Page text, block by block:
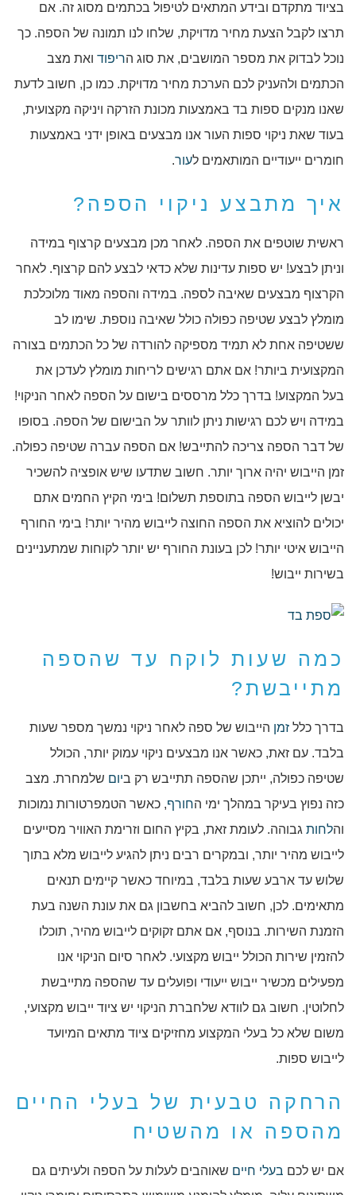
בציוד מתקדם ובידע המתאים לטיפול בכתמים מסוג זה. אם
תרצו לקבל הצעת מחיר מדויקת, שלחו לנו תמונה של הספה. כך
נוכל לבדוק את מספר המושבים, את סוג הריפוד ואת מצב
הכתמים ולהעניק לכם הערכת מחיר מדויקת. כמו כן, חשוב לדעת
שאנו מנקים ספות בד באמצעות מכונת הזרקה ויניקה מקצועית,
בעוד שאת ניקוי ספות העור אנו מבצעים באופן ידני באמצעות
חומרים ייעודיים המותאמים לעור.
איך מתבצע ניקוי הספה?
ראשית שוטפים את הספה. לאחר מכן מבצעים קרצוף במידה
וניתן לבצע! יש ספות עדינות שלא כדאי לבצע להם קרצוף. לאחר
הקרצוף מבצעים שאיבה לספה. במידה והספה מאוד מלוכלכת
מומלץ לבצע שטיפה כפולה כולל שאיבה נוספת. שימו לב
ששטיפה אחת לא תמיד מספיקה להורדה של כל הכתמים בצורה
המקצועית ביותר! אם אתם רגישים לריחות מומלץ לעדכן את
בעל המקצוע! בדרך כלל מרססים בישום על הספה לאחר הניקוי!
במידה ויש לכם רגישות ניתן לוותר על הבישום של הספה. בסופו
של דבר הספה צריכה להתייבש! אם הספה עברה שטיפה כפולה.
זמן הייבוש יהיה ארוך יותר. חשוב שתדעו שיש אופציה להשכיר
יבשן לייבוש הספה בתוספת תשלום! בימי הקיץ החמים אתם
יכולים להוציא את הספה החוצה לייבוש מהיר יותר! בימי החורף
הייבוש איטי יותר! לכן בעונת החורף יש יותר לקוחות שמתעניינים
בשירות ייבוש!
כמה שעות לוקח עד שהספה
מתייבשת?
בדרך כלל זמן הייבוש של ספה לאחר ניקוי נמשך מספר שעות
בלבד. עם זאת, כאשר אנו מבצעים ניקוי עמוק יותר, הכולל
שטיפה כפולה, ייתכן שהספה תתייבש רק ביום שלמחרת. מצב
כזה נפוץ בעיקר במהלך ימי החורף, כאשר הטמפרטורות נמוכות
והלחות גבוהה. לעומת זאת, בקיץ החום וזרימת האוויר מסייעים
לייבוש מהיר יותר, ובמקרים רבים ניתן להגיע לייבוש מלא בתוך
שלוש עד ארבע שעות בלבד, במיוחד כאשר קיימים תנאים
מתאימים. לכן, חשוב להביא בחשבון גם את עונת השנה בעת
הזמנת השירות. בנוסף, אם אתם זקוקים לייבוש מהיר, תוכלו
להזמין שירות הכולל ייבוש מקצועי. לאחר סיום הניקוי אנו
מפעילים מכשיר ייבוש ייעודי ופועלים עד שהספה מתייבשת
לחלוטין. חשוב גם לוודא שלחברת הניקוי יש ציוד ייבוש מקצועי,
משום שלא כל בעלי המקצוע מחזיקים ציוד מתאים המיועד
לייבוש ספות.
הרחקה טבעית של בעלי החיים
מהספה או מהשטיח
אם יש לכם בעלי חיים שאוהבים לעלות על הספה ולעיתים גם